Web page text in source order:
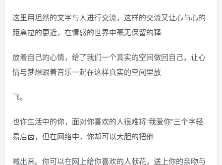
这里用坦然的文字与人进行交流，这样的交流又让心与心的
距离拉的更近，在情感的世界中毫无保留的释
放着自己的心情，给了我们一个真实的空间做回自己，让心
情与梦想跟着音乐一起在这样真实的空间里放
飞。
也许生活中的你，面对你喜欢的人很难将“我爱你”三个字轻
易启齿，但在网络中，你却可以大胆的把他
喊出来。你可以在网上给你喜欢的人献花，送上你的亲吻与